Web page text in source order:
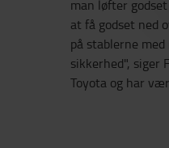
man løfter
at få godset ned
på stablerne
sikkerhed", siger
Toyota og har